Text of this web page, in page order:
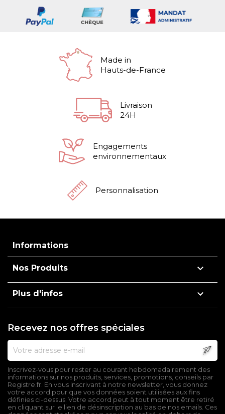
Made in
Hauts-de-France
Livraison
24H
Engagements
environnementaux
Personnalisation
Informations
Nos Produits 
Plus d'infos 
Recevez nos offres spéciales
Inscrivez-vous pour rester au courant hebdomadairement des
informations sur nos produits, services, promotions, conseils par
Registre.fr. En vous inscrivant à notre newsletter, vous donnez
votre accord pour que vos données soient utilisées aux fins
définies ci-dessus. Votre accord peut à tout moment être retiré
en cliquant sur le lien de désinscription au bas de nos emails. Ces